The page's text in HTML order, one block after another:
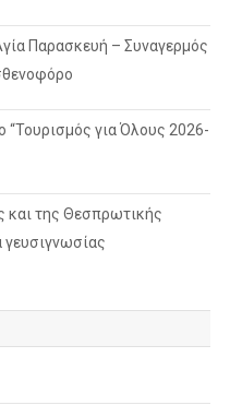
Παρασκευή – Συναγερμός
“Τουρισμός για Όλους 2026-
και της Θεσπρωτικής
γευσιγνωσίας